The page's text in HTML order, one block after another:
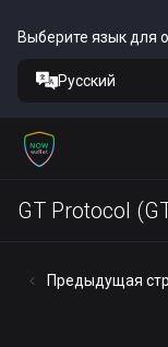
Выберите язык для
Русский
GT Protocol
Предыдущая